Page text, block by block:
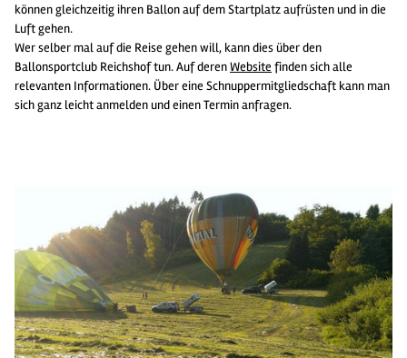
können gleichzeitig ihren Ballon auf dem Startplatz aufrüsten und in die
Luft gehen.
Wer selber mal auf die Reise gehen will, kann dies über den
Ballonsportclub Reichshof tun. Auf derenWebsite finden sich alle
relevanten Informationen. Über eine Schnuppermitgliedschaft kann man
sich ganz leicht anmelden und einen Termin anfragen.